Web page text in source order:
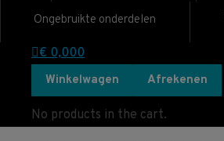
Ongebruikte onderdelen
€0,000
Winkelwagen Afrekenen
No products in the cart.